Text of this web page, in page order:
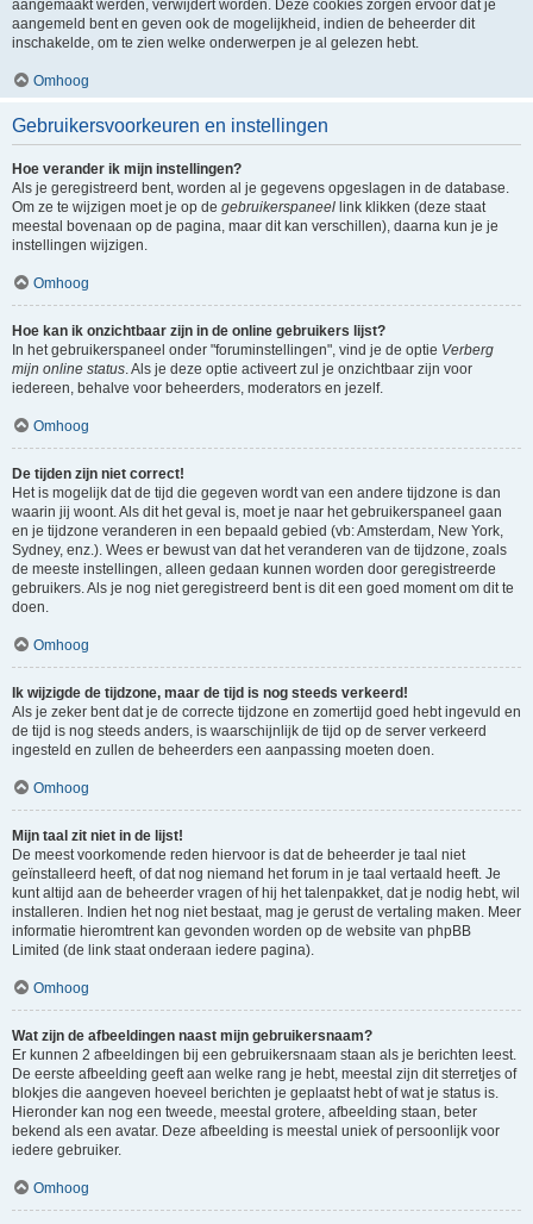
aangemaakt werden, verwijdert worden. Deze cookies zorgen ervoor dat je
aangemeld bent en geven ook de mogelijkheid, indien de beheerder dit
inschakelde, om te zien welke onderwerpen je al gelezen hebt.
Omhoog
Gebruikersvoorkeuren en instellingen
Hoe verander ik mijn instellingen?
Als je geregistreerd bent, worden al je gegevens opgeslagen in de database.
Om ze te wijzigen moet je op de gebruikerspaneel link klikken (deze staat
meestal bovenaan op de pagina, maar dit kan verschillen), daarna kun je je
instellingen wijzigen.
Omhoog
Hoe kan ik onzichtbaar zijn in de online gebruikers lijst?
In het gebruikerspaneel onder "foruminstellingen", vind je de optie Verberg
mijn online status. Als je deze optie activeert zul je onzichtbaar zijn voor
iedereen, behalve voor beheerders, moderators en jezelf.
Omhoog
De tijden zijn niet correct!
Het is mogelijk dat de tijd die gegeven wordt van een andere tijdzone is dan
waarin jij woont. Als dit het geval is, moet je naar het gebruikerspaneel gaan
en je tijdzone veranderen in een bepaald gebied (vb: Amsterdam, New York,
Sydney, enz.). Wees er bewust van dat het veranderen van de tijdzone, zoals
de meeste instellingen, alleen gedaan kunnen worden door geregistreerde
gebruikers. Als je nog niet geregistreerd bent is dit een goed moment om dit te
doen.
Omhoog
Ik wijzigde de tijdzone, maar de tijd is nog steeds verkeerd!
Als je zeker bent dat je de correcte tijdzone en zomertijd goed hebt ingevuld en
de tijd is nog steeds anders, is waarschijnlijk de tijd op de server verkeerd
ingesteld en zullen de beheerders een aanpassing moeten doen.
Omhoog
Mijn taal zit niet in de lijst!
De meest voorkomende reden hiervoor is dat de beheerder je taal niet
geïnstalleerd heeft, of dat nog niemand het forum in je taal vertaald heeft. Je
kunt altijd aan de beheerder vragen of hij het talenpakket, dat je nodig hebt, wil
installeren. Indien het nog niet bestaat, mag je gerust de vertaling maken. Meer
informatie hieromtrent kan gevonden worden op de website van phpBB
Limited (de link staat onderaan iedere pagina).
Omhoog
Wat zijn de afbeeldingen naast mijn gebruikersnaam?
Er kunnen 2 afbeeldingen bij een gebruikersnaam staan als je berichten leest.
De eerste afbeelding geeft aan welke rang je hebt, meestal zijn dit sterretjes of
blokjes die aangeven hoeveel berichten je geplaatst hebt of wat je status is.
Hieronder kan nog een tweede, meestal grotere, afbeelding staan, beter
bekend als een avatar. Deze afbeelding is meestal uniek of persoonlijk voor
iedere gebruiker.
Omhoog